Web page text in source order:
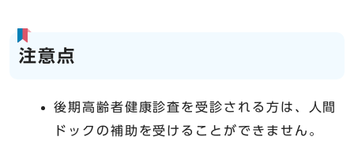
注意点
後期高齢者健康診査を受診される方は、人間
ドックの補助を受けることができません。